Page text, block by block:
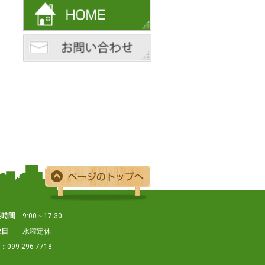
間
9:00～17:30
水曜定休
099-296-7718